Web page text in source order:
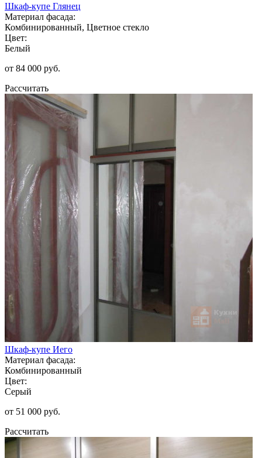
Шкаф-купе Глянец
Материал фасада:
Комбинированный, Цветное стекло
Цвет:
Белый
от 84 000 руб.
Рассчитать
Шкаф-купе Иего
Материал фасада:
Комбинированный
Цвет:
Серый
от 51 000 руб.
Рассчитать